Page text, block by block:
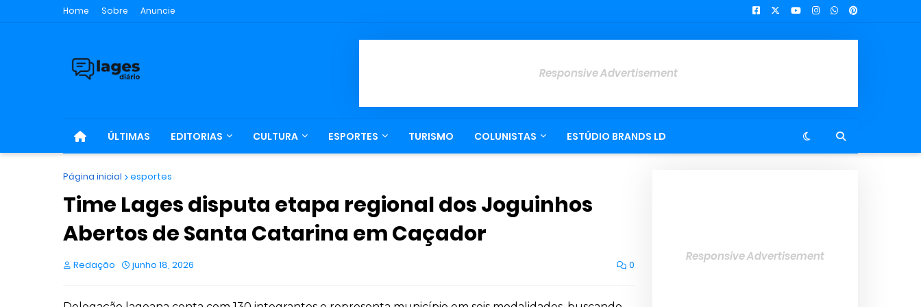
Home Sobre Anuncie
Responsive Advertisement
ÚLTIMAS EDITORIAS CULTURA ESPORTES TURISMO COLUNISTAS ESTÚDIO BRANDS LD
Página inicial esportes
Time Lages disputa etapa regional dos Joguinhos
Abertos de Santa Catarina em Caçador
Redação junho 18, 2026 0
Responsive Advertisement